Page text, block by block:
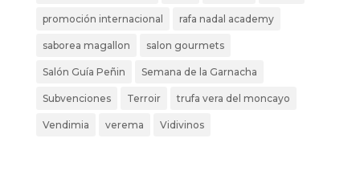
promoción internacional rafa nadal academy
saborea magallon salon gourmets
Salón Guía Peñin Semana de la Garnacha
Subvenciones Terroir trufa vera del moncayo
Vendimia verema Vidivinos